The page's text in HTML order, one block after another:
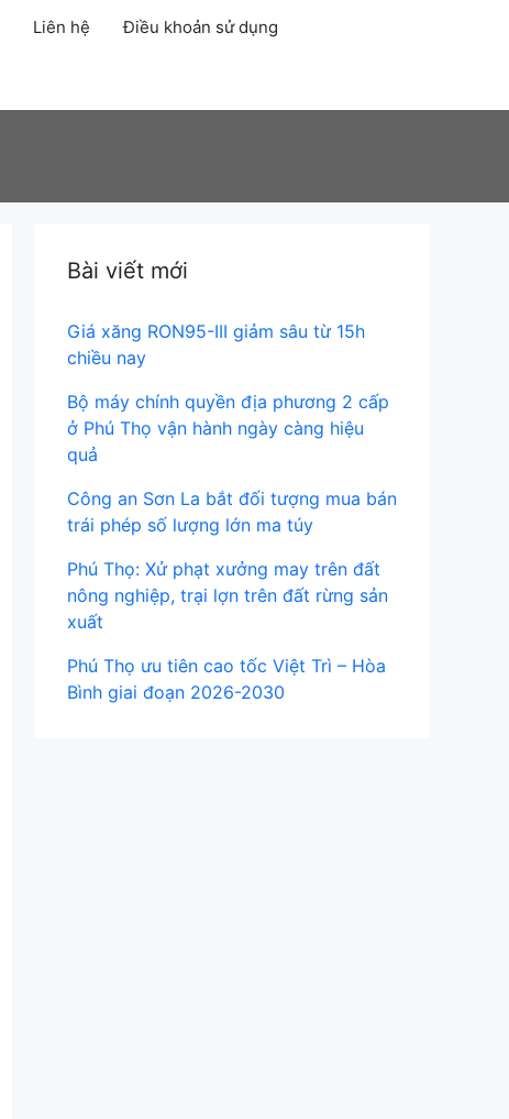
Liên hệ Điều khoản sử dụng
Bài viết mới
Giá xăng RON95-III giảm sâu từ 15h
chiều nay
Bộ máy chính quyền địa phương 2 cấp
ở Phú Thọ vận hành ngày càng hiệu
quả
Công an Sơn La bắt đối tượng mua bán
trái phép số lượng lớn ma túy
Phú Thọ: Xử phạt xưởng may trên đất
nông nghiệp, trại lợn trên đất rừng sản
xuất
Phú Thọ ưu tiên cao tốc Việt Trì – Hòa
Bình giai đoạn 2026-2030